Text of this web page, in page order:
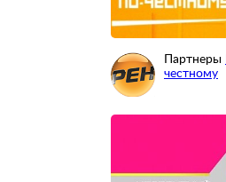
Партнеры
честному